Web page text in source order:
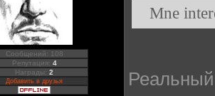
Сообщений: 108
Репутация: 4
Награды:2
Добавить в друзья
Mne